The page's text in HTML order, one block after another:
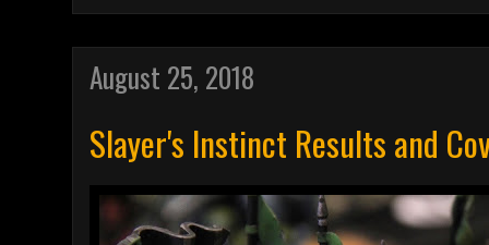
August 25, 2018
Slayer's Instinct Results and